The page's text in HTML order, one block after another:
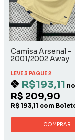
Camisa Arsenal -
2001/2002 Away
LEVE 3 PAGUE 2
R$193,11
R$ 209,90
R$ 193,11 com
COMPRAR